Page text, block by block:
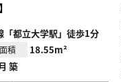
「都立大学駅」徒歩1分
面積 18.55m²
築